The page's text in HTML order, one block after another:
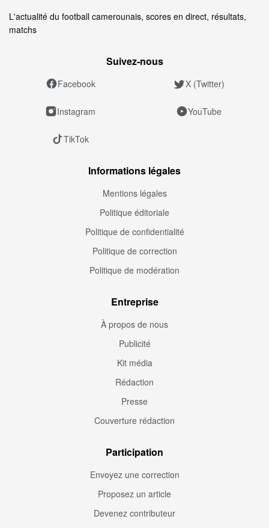
L'actualité du football camerounais, scores en direct, résultats,
matchs
Suivez‑nous
Facebook X (Twitter)
Instagram YouTube
TikTok
Informations légales
Mentions légales
Politique éditoriale
Politique de confidentialité
Politique de correction
Politique de modération
Entreprise
À propos de nous
Publicité
Kit média
Rédaction
Presse
Couverture rédaction
Participation
Envoyez une correction
Proposez un article
Devenez contributeur